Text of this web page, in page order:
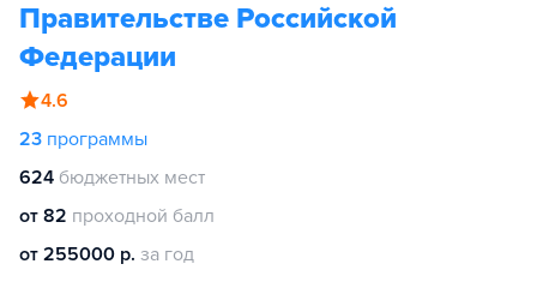
Правительстве Российской
Федерации
4.6
23 программы
624 бюджетных мест
от 82 проходной балл
от 255000 р. за год